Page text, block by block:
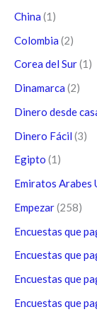
China (1)
Colombia (2)
Corea del Sur(1)
Dinamarca (2)
Dinero desde
Dinero Fácil (3)
Egipto (1)
Emiratos Arabes
Empezar(258)
Encuestas que
Encuestas que
Encuestas que
Encuestas que